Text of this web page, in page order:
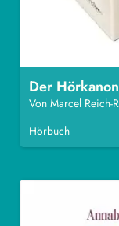
Der
Von Marcel Reich-
Hörbuch